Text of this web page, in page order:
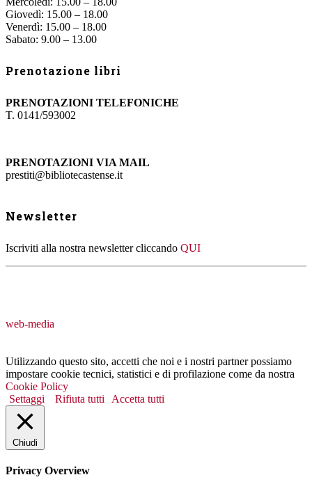
Giovedì: 15.00 – 18.00
Venerdì: 15.00 – 18.00
Sabato: 9.00 – 13.00
Prenotazione libri
PRENOTAZIONI TELEFONICHE
T. 0141/593002
PRENOTAZIONI VIA MAIL
prestiti@bibliotecastense.it
Newsletter
Iscriviti alla nostra newsletter cliccando QUI
web-media
Utilizzando questo sito, accetti che noi e i nostri partner possiamo
impostare cookie tecnici, statistici e di profilazione come da nostra
Cookie Policy
Settaggi
Rifiuta tutti Accetta tutti
Chiudi
Privacy Overview